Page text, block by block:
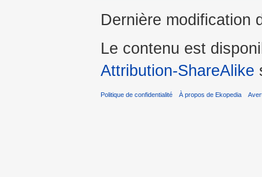
Dernière modification
Le contenu est
Attribution-ShareAlike
Politique de confidentialité À propos de Ekopedia